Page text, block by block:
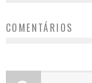
COMENTÁRIOS